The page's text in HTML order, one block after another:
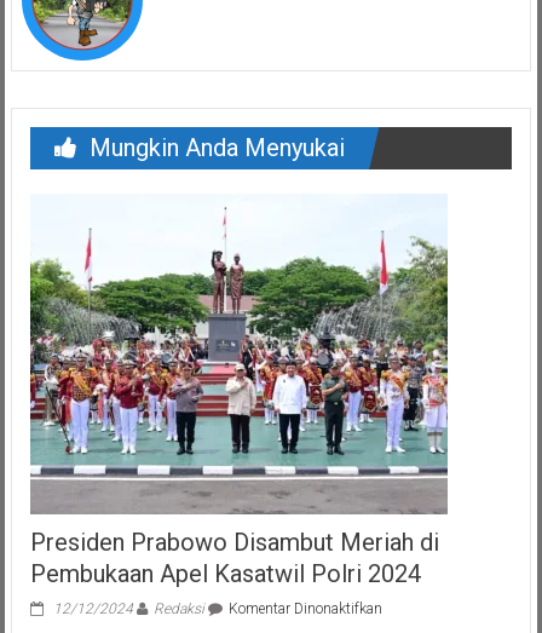
Mungkin Anda Menyukai
Presiden Prabowo Disambut Meriah di
Pembukaan Apel Kasatwil Polri 2024
12/12/2024 Redaksi Komentar Dinonaktifkanpada